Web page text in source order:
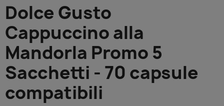
Dolce Gusto
Cappuccino alla
Mandorla Promo 5
Sacchetti - 70 capsule
compatibili